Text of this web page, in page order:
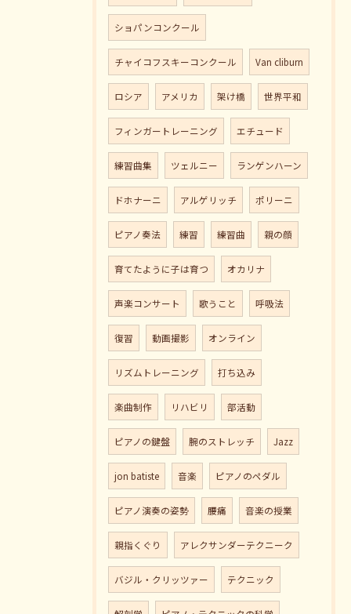
ショパンコンクール
チャイコフスキーコンクール Van cliburn
ロシア アメリカ 架け橋 世界平和
フィンガートレーニング エチュード
練習曲集 ツェルニー ランゲンハーン
ドホナーニ アルゲリッチ ポリーニ
ピアノ奏法 練習 練習曲 親の顔
育てたように子は育つ オカリナ
声楽コンサート 歌うこと 呼吸法
復習 動画撮影 オンライン
リズムトレーニング 打ち込み
楽曲制作 リハビリ 部活動
ピアノの鍵盤 腕のストレッチ Jazz
jon batiste 音楽 ピアノのペダル
ピアノ演奏の姿勢 腰痛 音楽の授業
親指くぐり アレクサンダーテクニーク
バジル・クリッツァー テクニック